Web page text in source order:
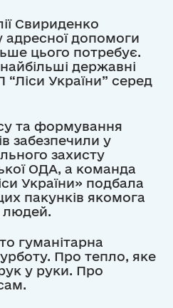
Свириденко
адресної допомоги
цього потребує.
державні
“Ліси України” серед
та формування
забезпечили у
захисту
ОДА, а команда
України» подбала
пакунків якомога
гуманітарна
Про тепло, яке
у руки. Про